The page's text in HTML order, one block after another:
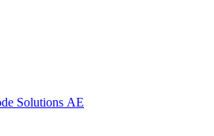
Solutions ΑΕ